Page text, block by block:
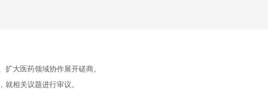
大医药领域协作展开磋商。
相关议题进行审议。